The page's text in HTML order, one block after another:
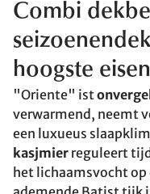
Combi
hoogste eisen
"Oriente" ist
verwarmend, neemt
een luxueus
kasjmier reguleert
het lichaamsvocht